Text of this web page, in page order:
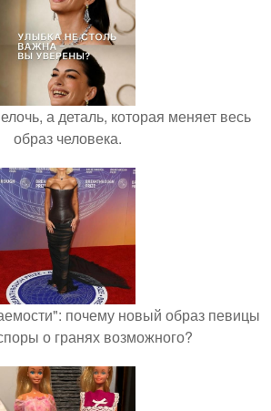
а деталь, которая меняет весь
образ человека.
почему новый образ певицы
о гранях возможного?